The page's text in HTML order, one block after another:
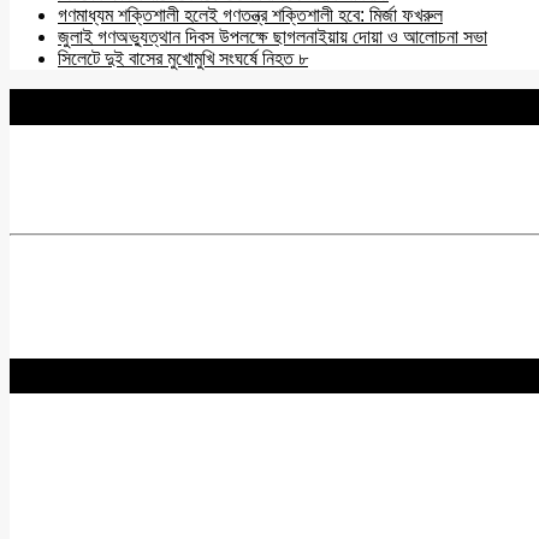
গণমাধ্যম শক্তিশালী হলেই গণতন্ত্র শক্তিশালী হবে: মির্জা ফখরুল
জুলাই গণঅভ্যুত্থান দিবস উপলক্ষে ছাগলনাইয়ায় দোয়া ও আলোচনা সভা
সিলেটে দুই বাসের মুখোমুখি সংঘর্ষে নিহত ৮